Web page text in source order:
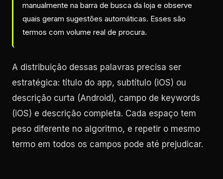
manualmente na barra de busca da loja e observe
quais geram sugestões automáticas. Esses são
termos com volume real de procura.
A distribuição dessas palavras precisa ser
estratégica: título do app, subtítulo (iOS) ou
descrição curta (Android), campo de keywords
(iOS) e descrição completa. Cada espaço tem
peso diferente no algoritmo, e repetir o mesmo
termo em todos os campos pode até prejudicar.